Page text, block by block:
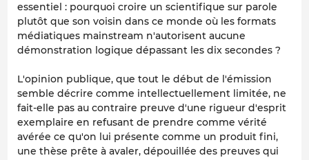
essentiel : pourquoi croire un scientifique sur parole
plutôt que son voisin dans ce monde où les formats
médiatiques mainstream n'autorisent aucune
démonstration logique dépassant les dix secondes ?
L'opinion publique, que tout le début de l'émission
semble décrire comme intellectuellement limitée, ne
fait-elle pas au contraire preuve d'une rigueur d'esprit
exemplaire en refusant de prendre comme vérité
avérée ce qu'on lui présente comme un produit fini,
une thèse prête à avaler, dépouillée des preuves qui